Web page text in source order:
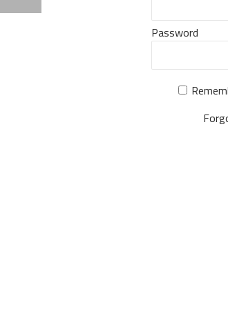
Password